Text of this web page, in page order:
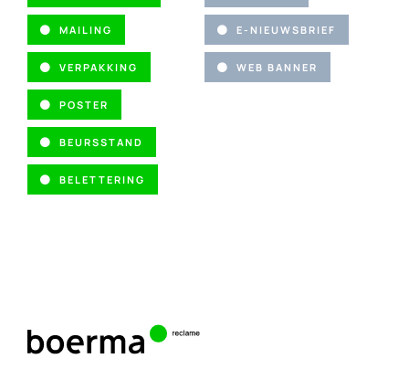
MAILING
VERPAKKING
POSTER
BEURSSTAND
BELETTERING
E-NIEUWSBRIEF
WEB BANNER